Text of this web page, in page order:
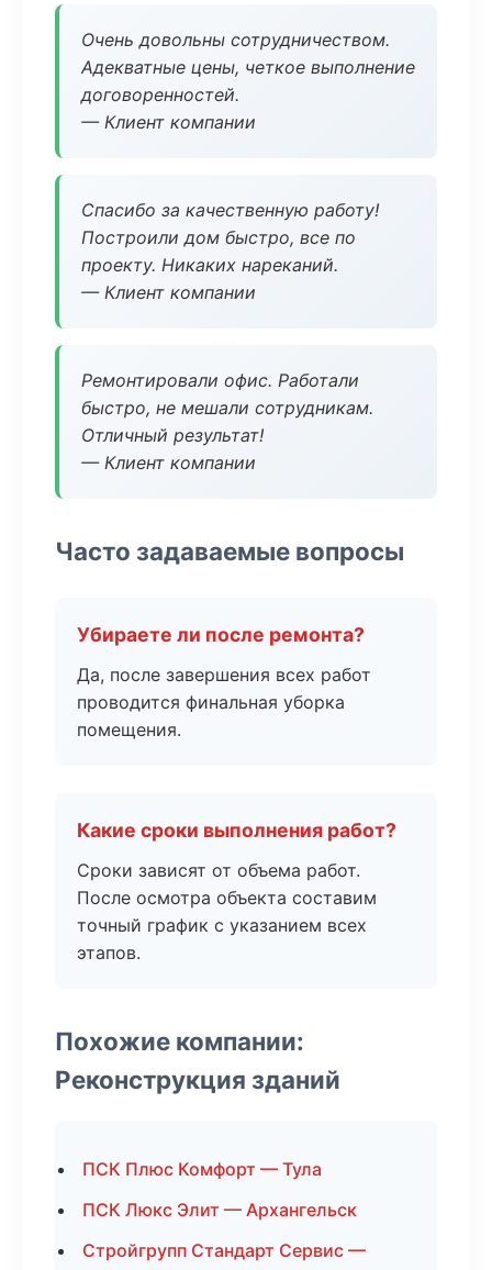
Очень довольны сотрудничеством.
Адекватные цены, четкое выполнение
договоренностей.
— Клиент компании
Спасибо за качественную работу!
Построили дом быстро, все по
проекту. Никаких нареканий.
— Клиент компании
Ремонтировали офис. Работали
быстро, не мешали сотрудникам.
Отличный результат!
— Клиент компании
Часто задаваемые вопросы
Убираете ли после ремонта?
Да, после завершения всех работ
проводится финальная уборка
помещения.
Какие сроки выполнения работ?
Сроки зависят от объема работ.
После осмотра объекта составим
точный график с указанием всех
этапов.
Похожие компании:
Реконструкция зданий
ПСК Плюс Комфорт — Тула
ПСК Люкс Элит — Архангельск
Стройгрупп Стандарт Сервис —